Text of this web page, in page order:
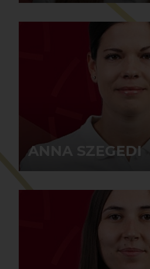
TEKLA SÜMEGI
ANNA SZEGEDI
ANNA SZEGEDI